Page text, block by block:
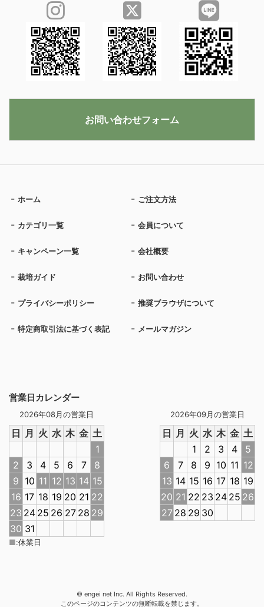
営業日カレンダー
2026年08月の営業日
日 月 火 水 木 金 土
1
2
3 4 5 6 7
8
9 10 11 12 13 14 15
16 17 18 19 20 21 22
23 24 25 26 27 28 29
30 31
2026年09月の営業日
日 月 火 水 木 金 土
1
2 3 4
5
6
7 8 9 10 11 12
13 14 15 16 17 18 19
20 21 22 23 24 25 26
27 28 29 30
■:休業日
ホーム ご注文方法
カテゴリ一覧 会員について
キャンペーン一覧 会社概要
栽培ガイド お問い合わせ
プライバシーポリシー 推奨ブラウザについて
特定商取引法に基づく表記 メールマガジン
お問い合わせフォーム
© engei net Inc. All Rights Reserved.
このページのコンテンツの無断転載を禁じます。